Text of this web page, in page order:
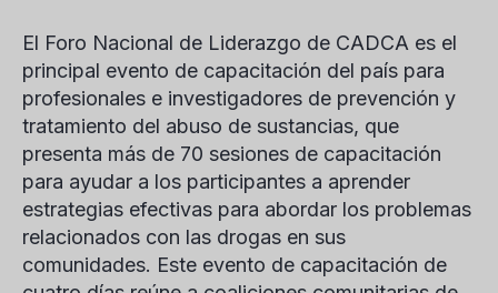
El Foro Nacional de Liderazgo de CADCA es el
principal evento de capacitación del país para
profesionales e investigadores de prevención y
tratamiento del abuso de sustancias, que
presenta más de 70 sesiones de capacitación
para ayudar a los participantes a aprender
estrategias efectivas para abordar los problemas
relacionados con las drogas en sus
comunidades. Este evento de capacitación de